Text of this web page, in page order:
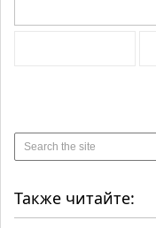
Также читайте: